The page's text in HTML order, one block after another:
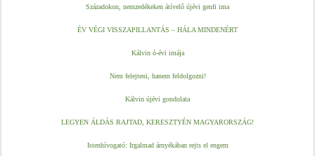
Századokon, nemzedékeken átívelő újévi genfi ima
ÉV VÉGI VISSZAPILLANTÁS – HÁLA MINDENÉRT
Kálvin ó-évi imája
Nem felejteni, hanem feldolgozni!
Kálvin újévi gondolata
LEGYEN ÁLDÁS RAJTAD, KERESZTYÉN MAGYARORSZÁG!
Istenhívogató: Irgalmad árnyékában rejts el engem